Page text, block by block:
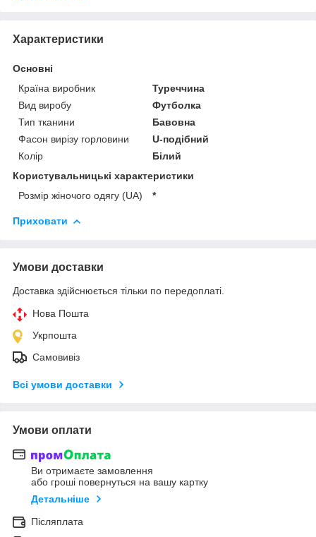
Характеристики
Основні
Країна виробник
Туреччина
Вид виробу
Футболка
Тип тканини
Бавовна
Фасон вирізу горловини
U-подібний
Колір
Білий
Користувальницькі характеристики
Розмір жіночого одягу (UA)
*
Приховати
Умови доставки
Доставка здійснюється тільки по передоплаті.
Нова Пошта
Укрпошта
Самовивіз
Всі умови доставки
Умови оплати
Ви отримаєте замовлення
або гроші повернуться на вашу картку
Детальніше
Післяплата